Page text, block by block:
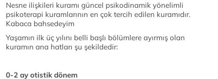
Nesne ilişkileri kuramı güncel psikodinamik yönelimli
psikoterapi kuramlarının en çok tercih edilen kuramıdır.
Kabaca bahsedeyim
Yaşamın ilk üç yılını belli başlı bölümlere ayırmış olan
kuramın ana hatları şu şekildedir:
0-2 ay otistik dönem